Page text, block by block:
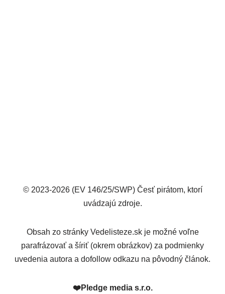
© 2023-2026 (EV 146/25/SWP) Česť pirátom, ktorí
uvádzajú zdroje.
Obsah zo stránky Vedelisteze.sk je možné voľne
parafrázovať a šíriť (okrem obrázkov) za podmienky
uvedenia autora a dofollow odkazu na pôvodný článok.
❤️Pledge media s.r.o.